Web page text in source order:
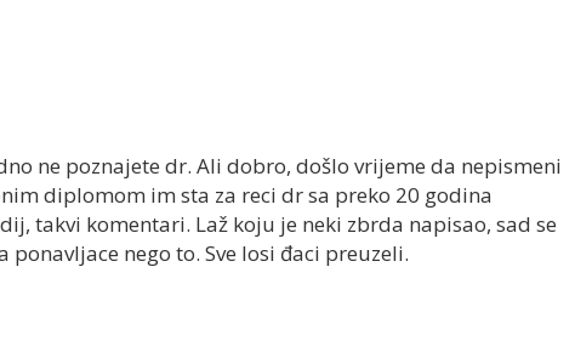
ne poznajete dr. Ali dobro, došlo vrijeme da nepismeni
diplomom im sta za reci dr sa preko 20 godina
takvi komentari. Laž koju je neki zbrda napisao, sad se
ponavljace nego to. Sve losi đaci preuzeli.